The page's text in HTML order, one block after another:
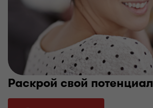
Раскрой свой потенциал